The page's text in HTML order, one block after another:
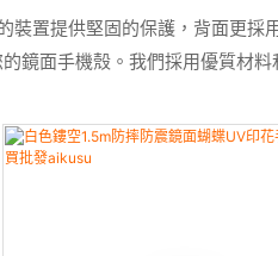
置提供堅固的保護，背面更
面手機殼。我們採用優質材